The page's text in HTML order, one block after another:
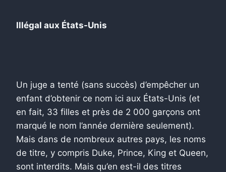
Illégal aux États-Unis
Un juge a tenté (sans succès) d’empêcher un
enfant d’obtenir ce nom ici aux États-Unis (et
en fait, 33 filles et près de 2 000 garçons ont
marqué le nom l’année dernière seulement).
Mais dans de nombreux autres pays, les noms
de titre, y compris Duke, Prince, King et Queen,
sont interdits. Mais qu’en est-il des titres